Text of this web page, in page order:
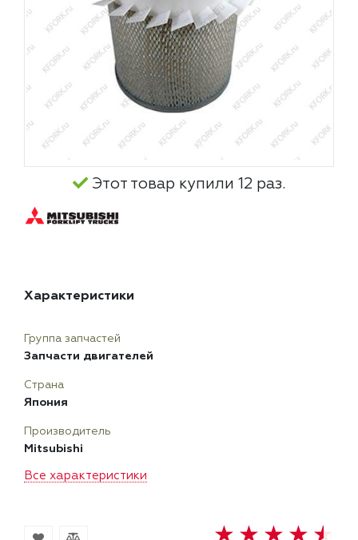
Этот товар купили 12 раз.
Характеристики
Все характеристики
Группа запчастей
Запчасти двигателей
Страна
Япония
Производитель
Mitsubishi